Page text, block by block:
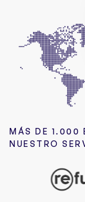
MÁS DE 1.000
NUESTRO